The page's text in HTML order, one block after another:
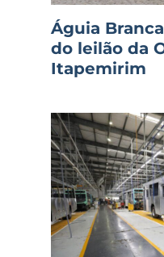
Águia
do leilão da
Itapemirim